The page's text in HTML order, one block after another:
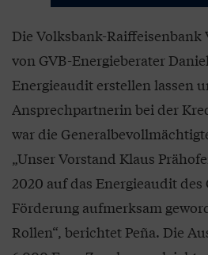
Die Volksbank-Raiffeisenbank
von GVB-Energieberater
Energieaudit erstellen lassen
Ansprechpartnerin bei der
war die
„Unser Vorstand Klaus
2020 auf das Energieaudit des
Förderung aufmerksam
Rollen“, berichtet Peña. Die